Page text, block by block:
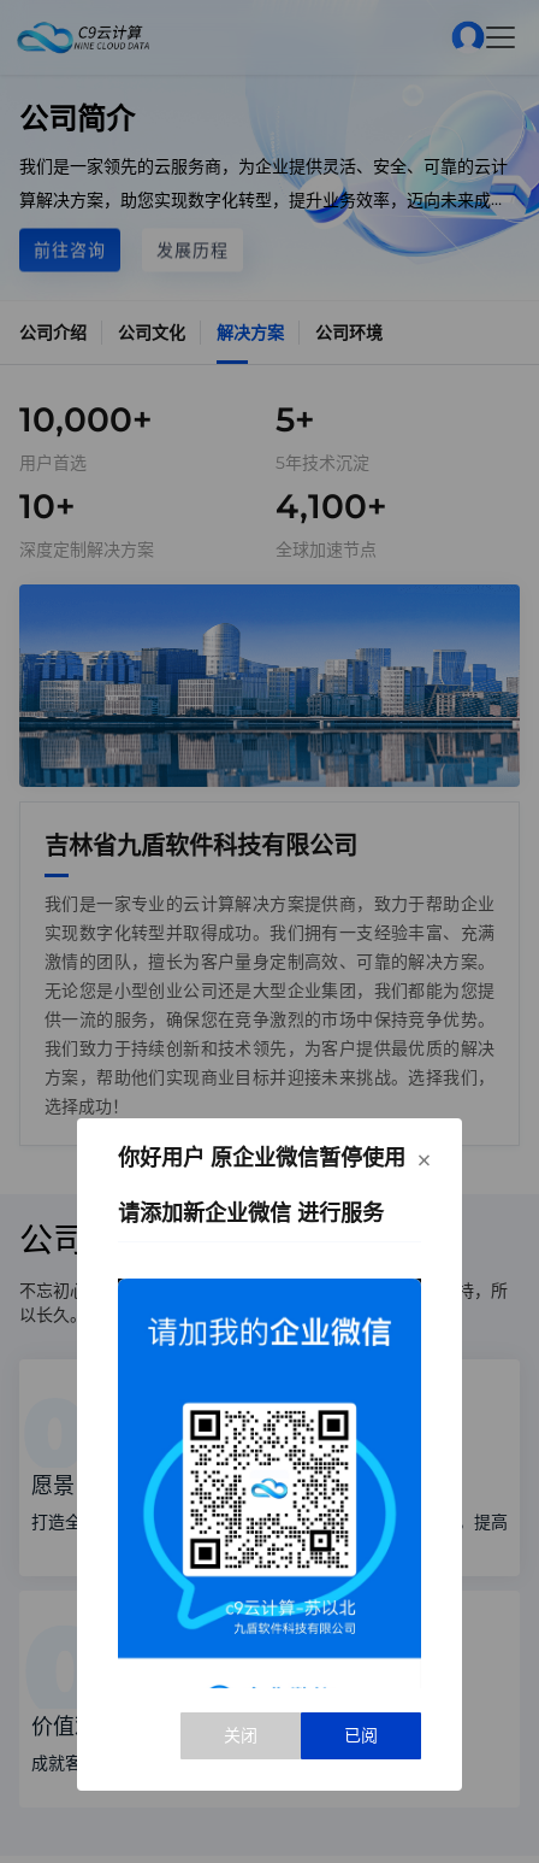
公司简介
我们是一家领先的云服务商，为企业提供灵活、安全、可靠的云计
算解决方案，助您实现数字化转型，提升业务效率，迈向未来成
功。
前往咨询 发展历程
公司介绍 公司文化 解决方案 公司环境
10,000+
用户首选
5+
5年技术沉淀
10+
深度定制解决方案
4,100+
全球加速节点
吉林省九盾软件科技有限公司
我们是一家专业的云计算解决方案提供商，致力于帮助企业
实现数字化转型并取得成功。我们拥有一支经验丰富、充满
激情的团队，擅长为客户量身定制高效、可靠的解决方案。
无论您是小型创业公司还是大型企业集团，我们都能为您提
供一流的服务，确保您在竞争激烈的市场中保持竞争优势。
我们致力于持续创新和技术领先，为客户提供最优质的解决
方案，帮助他们实现商业目标并迎接未来挑战。选择我们，
选择成功！
公司文化
不忘初心、永不放弃的信念，因为相信，所以看见，因为坚持，所
以长久。
愿景
打造全球新商业连接方式
使命
协助客户保持竞争优势，提高
业绩。
价值观
成就客户、创新进取、正直诚信、团队合作、激情奋斗
你好用户 原企业微信暂停使用
请添加新企业微信 进行服务
×